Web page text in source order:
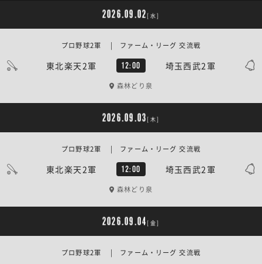
2026.09.02 [水]
東北楽天2軍 12:00 埼玉西武2軍
プロ野球2軍 | ファーム・リーグ 交流戦
森林どり泉
2026.09.03 [木]
東北楽天2軍 12:00 埼玉西武2軍
プロ野球2軍 | ファーム・リーグ 交流戦
森林どり泉
2026.09.04 [金]
プロ野球2軍 | ファーム・リーグ 交流戦